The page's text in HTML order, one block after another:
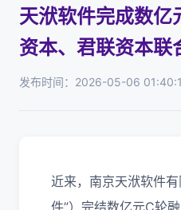
天洑软件完成数亿
资本、君联资本联
发布时间：2026-05-06
近来，南京天洑软件
件”）完结数亿元C轮